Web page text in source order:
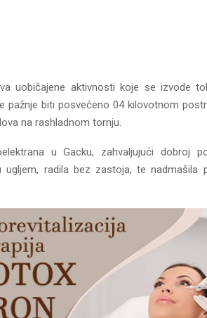
uobičajene aktivnosti koje se izvode
pažnje biti posvećeno 04 kilovotnom
na rashladnom tornju.
u Gacku, zahvaljujući dobroj
ugljem, radila bez zastoja, te nadmašila